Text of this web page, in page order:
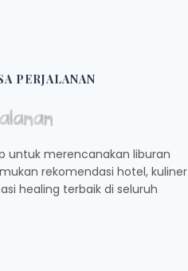
PERJALANAN
untuk merencanakan liburan
rekomendasi hotel, kuliner
healing terbaik di seluruh